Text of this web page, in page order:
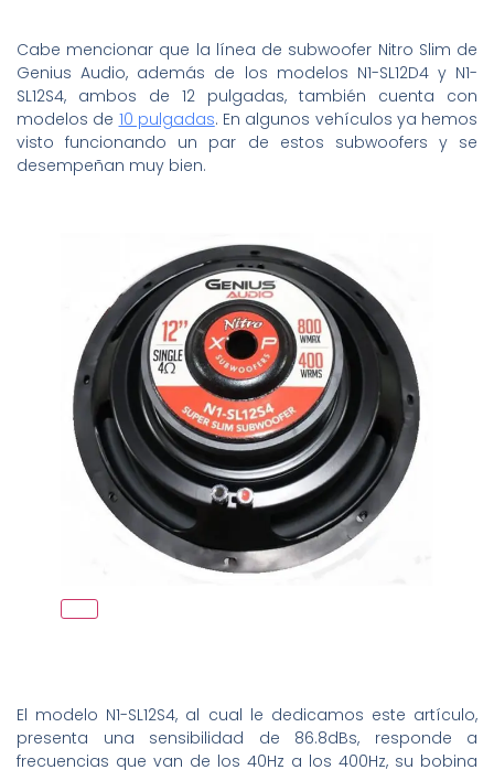
Cabe mencionar que la línea de subwoofer Nitro Slim de
Genius Audio, además de los modelos N1-SL12D4 y N1-
SL12S4, ambos de 12 pulgadas, también cuenta con
modelos de 10 pulgadas. En algunos vehículos ya hemos
visto funcionando un par de estos subwoofers y se
desempeñan muy bien.
El modelo N1-SL12S4, al cual le dedicamos este artículo,
presenta una sensibilidad de 86.8dBs, responde a
frecuencias que van de los 40Hz a los 400Hz, su bobina